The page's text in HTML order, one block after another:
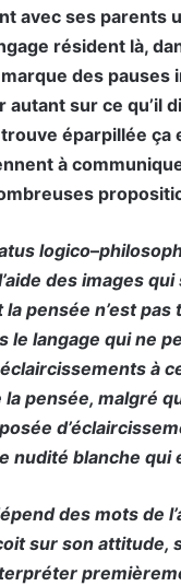
avec ses parents
résident là,
des pauses
sur ce qu’il
éparpillée ça
à
logico–
des images
pensée n’est
langage qui ne
à
pensée, malgré
nudité blanche qui
des mots de
sur son attitude,